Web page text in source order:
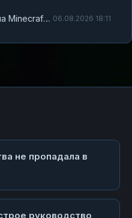
Как выделить оперативку на Minecraft и не сойти с ума 06.08.2026 18:11
не пропадала в
руководство